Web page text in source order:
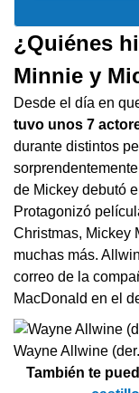
¿Quiénes
Minnie y
Desde el día en
tuvo unos 7
durante distintos
de Mickey debutó
Protagonizó
Christmas, Mickey
muchas más.
correo de la
MacDonald en el
Wayne Allwine
También te